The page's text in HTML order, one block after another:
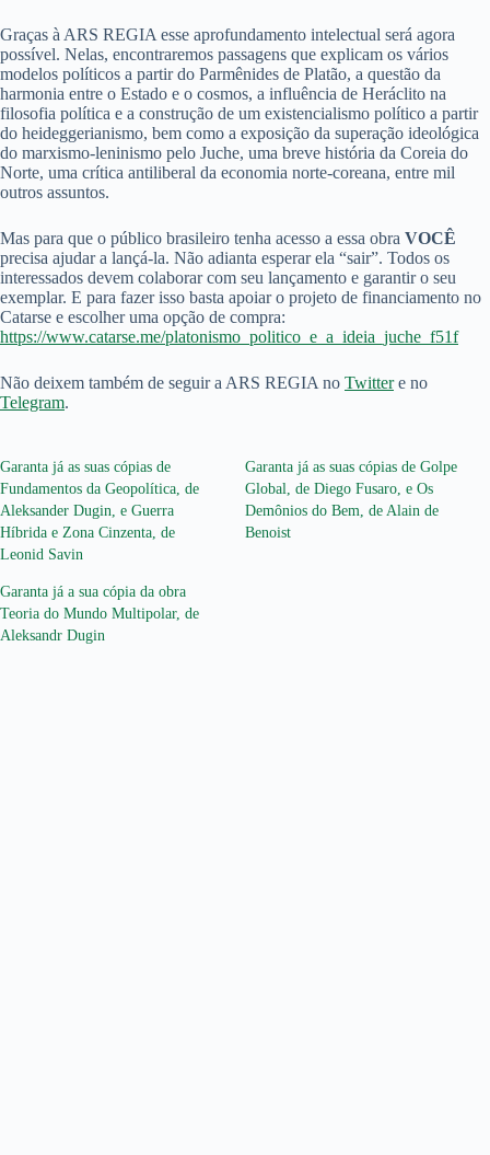
Graças à ARS REGIA esse aprofundamento intelectual será agora
possível. Nelas, encontraremos passagens que explicam os vários
modelos políticos a partir do Parmênides de Platão, a questão da
harmonia entre o Estado e o cosmos, a influência de Heráclito na
filosofia política e a construção de um existencialismo político a partir
do heideggerianismo, bem como a exposição da superação ideológica
do marxismo-leninismo pelo Juche, uma breve história da Coreia do
Norte, uma crítica antiliberal da economia norte-coreana, entre mil
outros assuntos.
Mas para que o público brasileiro tenha acesso a essa obra VOCÊ
precisa ajudar a lançá-la. Não adianta esperar ela “sair”. Todos os
interessados devem colaborar com seu lançamento e garantir o seu
exemplar. E para fazer isso basta apoiar o projeto de financiamento no
Catarse e escolher uma opção de compra:
https://www.catarse.me/platonismo_politico_e_a_ideia_juche_f51f
Não deixem também de seguir a ARS REGIA no Twittere no
Telegram.
Garanta já as suas cópias de
Fundamentos da Geopolítica, de
Aleksander Dugin, e Guerra
Híbrida e Zona Cinzenta, de
Leonid Savin
Garanta já as suas cópias de Golpe
Global, de Diego Fusaro, e Os
Demônios do Bem, de Alain de
Benoist
Garanta já a sua cópia da obra
Teoria do Mundo Multipolar, de
Aleksandr Dugin